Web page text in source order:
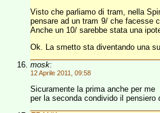
Visto che parliamo di tram, nella
pensare ad un tram 9/ che facesse
Anche un 10/ sarebbe stata una
Ok. La smetto sta diventando una
mosk:
12 Aprile 2011, 09:58
Sicuramente la prima anche per me
per la seconda condivido il